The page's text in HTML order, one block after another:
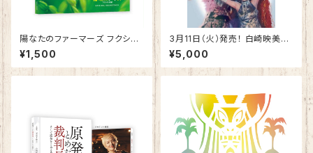
陽なたのファーマーズ フクシマ
と希望 主題歌「きみの手のワル
ツ」
¥1,500
3月11日（火）発売！ 白崎映美還
暦大感謝祭 『MOKKEDANO
!!』
¥5,000